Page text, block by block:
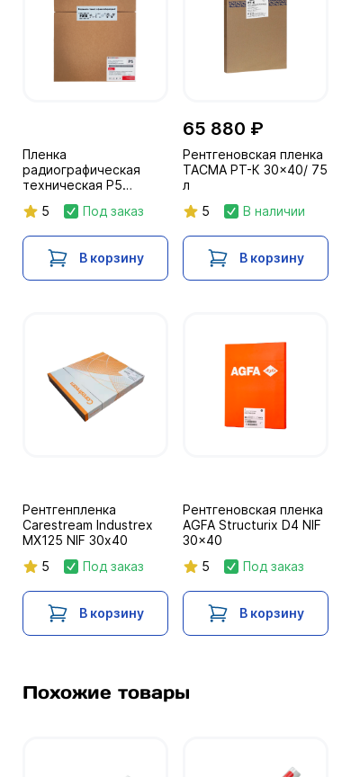
Пленка
радиографическая
техническая Р5
пролож.бумагой
5 Под заказ
В корзину
65 880 ₽
Рентгеновская пленка
ТАСМА РТ-К 30x40/ 75
л
5
В наличии
В корзину
Рентгенпленка
Carestream Industrex
MX125 NIF 30х40
5
Под заказ
В корзину
Рентгеновская пленка
AGFA Structurix D4 NIF
30x40
5
Под заказ
В корзину
Похожие товары